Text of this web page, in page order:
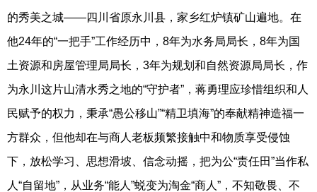
的秀美之城——四川省原永川县，家乡红炉镇矿山遍地。在
他24年的“一把手”工作经历中，8年为水务局局长，8年为国
土资源和房屋管理局局长，3年为规划和自然资源局局长，作
为永川这片山清水秀之地的“守护者”，蒋勇理应珍惜组织和人
民赋予的权力，秉承“愚公移山”“精卫填海”的奉献精神造福一
方群众，但他却在与商人老板频繁接触中和物质享受侵蚀
下，放松学习、思想滑坡、信念动摇，把为公“责任田”当作私
人“自留地”，从业务“能人”蜕变为淘金“商人”，不知敬畏、不